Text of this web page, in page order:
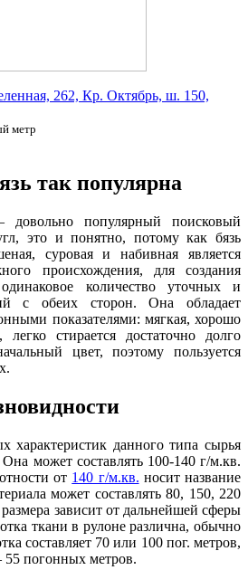
262, Кр. Октябрь, ш. 150,
метр
так популярна
популярный поисковый
это и понятно, потому как бязь
суровая и набивная является
происхождения, для создания
количество уточных и
с обеих сторон. Она обладает
показателями: мягкая, хорошо
стирается достаточно долго
цвет, поэтому пользуется
данного типа сырья
Она может составлять 100-140 г/м.кв.
от 140 г/м.кв. носит название
может составлять 80, 150, 220
зависит от дальнейшей сферы
ткани в рулоне различна, обычно
составляет 70 или 100 пог. метров,
погонных метров.